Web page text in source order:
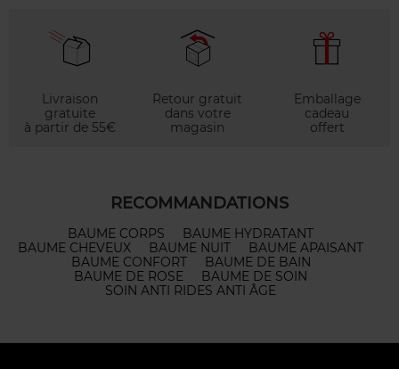
Livraison
gratuite
à partir de 55€
Retour gratuit
dans votre
magasin
Emballage
cadeau
offert
RECOMMANDATIONS
BAUME CORPS
BAUME HYDRATANT
BAUME CHEVEUX
BAUME NUIT
BAUME APAISANT
BAUME CONFORT
BAUME DE BAIN
BAUME DE ROSE
BAUME DE SOIN
SOIN ANTI RIDES ANTI ÂGE